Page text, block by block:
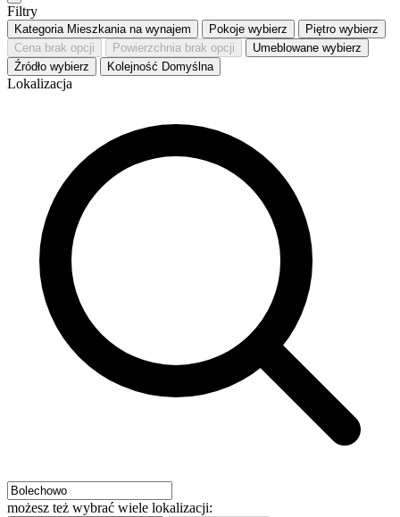
Filtry
Kategoria Mieszkania na wynajem Pokoje wybierz Piętro wybierz
Cena brak opcji Powierzchnia brak opcji Umeblowane wybierz
Źródło wybierz Kolejność Domyślna
Lokalizacja
możesz też wybrać wiele lokalizacji: